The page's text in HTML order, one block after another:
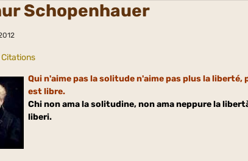
Schopenhauer
Citations
Qui n'aime pas la solitude n'aime pas plus la
est libre.
Chi non ama la solitudine, non ama neppure la
liberi.